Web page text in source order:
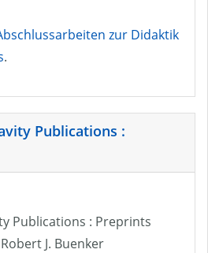
zur Didaktik
.
Publications :
Publications : Preprints
J. Buenker